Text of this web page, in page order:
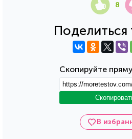
В
Поделиться
Скопируйте
8